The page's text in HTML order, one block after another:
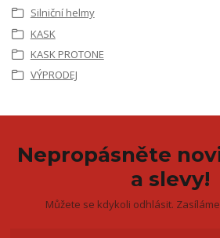
Silniční helmy
KASK
KASK PROTONE
VÝPRODEJ
Nepropásněte
a slevy!
Můžete se kdykoli odhlásit.